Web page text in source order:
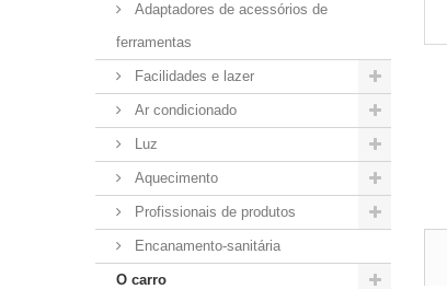
Adaptadores de acessórios de
ferramentas
Facilidades e lazer
Ar condicionado
Luz
Aquecimento
Profissionais de produtos
Encanamento-sanitária
O carro